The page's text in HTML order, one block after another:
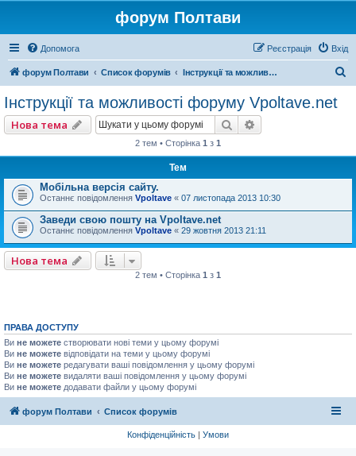
форум Полтави
Допомога Вхід
Реєстрація
форум Полтави Список форумів Інструкції та можливості форуму Vpoltave.net
Інструкції та можливості форуму Vpoltave.net
Нова тема Пошук
2 тем • Сторінка 1 з 1
Тем
Мобільна версія сайту.
Останнє повідомлення Vpoltave « 07 листопада 2013 10:30
Заведи свою пошту на Vpoltave.net
Останнє повідомлення Vpoltave « 29 жовтня 2013 21:11
Нова тема
2 тем • Сторінка 1 з 1
ПРАВА ДОСТУПУ
Ви не можете створювати нові теми у цьому форумі
Ви не можете відповідати на теми у цьому форумі
Ви не можете редагувати ваші повідомлення у цьому форумі
Ви не можете видаляти ваші повідомлення у цьому форумі
Ви не можете додавати файли у цьому форумі
форум Полтави Список форумів
Конфіденційність | Умови